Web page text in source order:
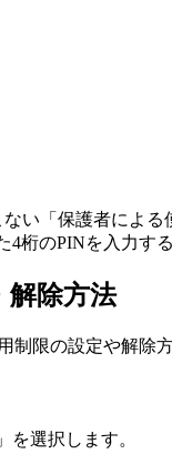
い「保護者による
桁のPINを入力す
解除方法
制限の設定や解除
を選択します。